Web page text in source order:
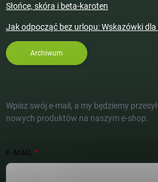
Słońce, skóra i beta-karoten
Jak odpocząć bez urlopu: Wskazówki dla
Archiwum
Wpisz swój e-mail, a my będziemy
nowych produktów na naszym e-shop.
E-MAIL